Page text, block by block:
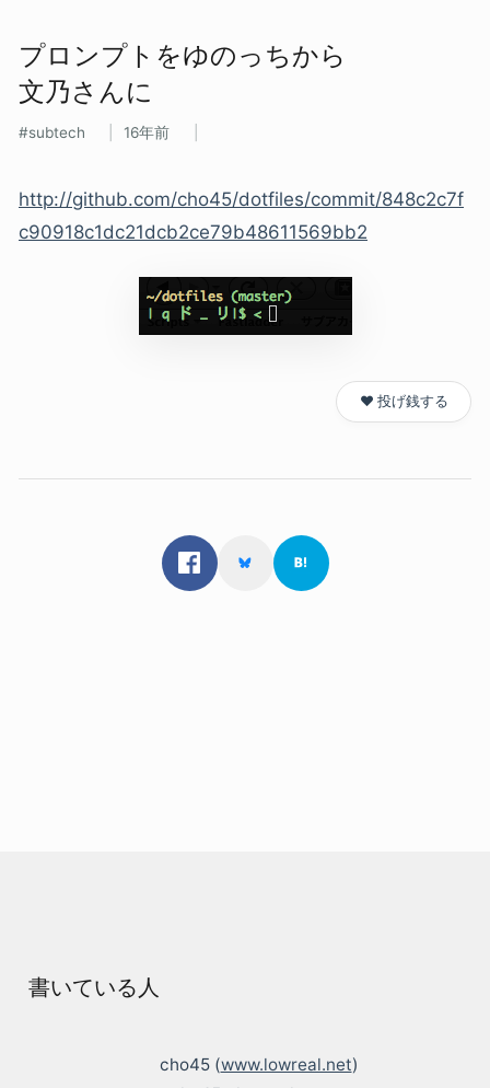
プロンプトを​ゆの​っちから​
文乃さんに
subtech 16年前
http://github.com/cho45/dotfiles/commit/848c2c7f
c90918c1dc21dcb2ce79b48611569bb2
❤️ 投げ銭する
書いている人
cho45 (www.lowreal.net)